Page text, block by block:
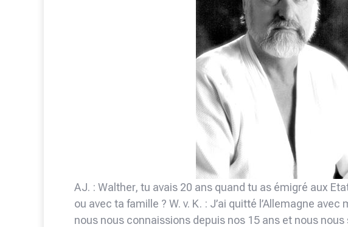
AJ. : Walther, tu avais 20 ans quand tu as émigré aux
ou avec ta famille ? W. v. K. : J’ai quitté l’Allemagne
nous nous connaissions depuis nos 15 ans et nous